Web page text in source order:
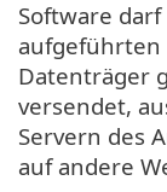
Software
aufgeführten
Datenträger
versendet,
Servern des
auf andere